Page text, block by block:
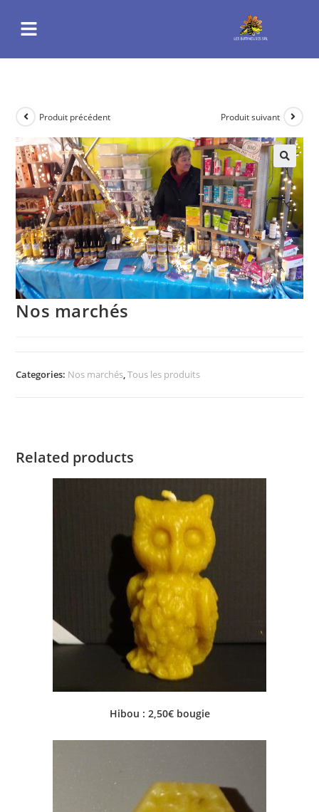
Produit précédent Produit suivant
Nos marchés
Categories: Nos marchés,Tous les produits
Related products
Hibou : 2,50€ bougie